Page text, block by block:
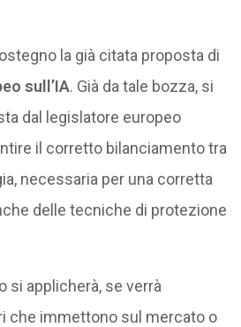
la già citata proposta di
sull’IA. Già da tale bozza, si
dal legislatore europeo
il corretto bilanciamento tra
necessaria per una corretta
delle tecniche di protezione
si applicherà, se verrà
che immettono sul mercato o